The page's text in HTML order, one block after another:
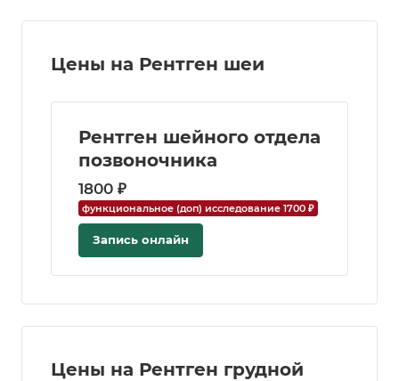
Цены на Рентген шеи
Рентген шейного отдела
позвоночника
1800 ₽
функциональное (доп) исследование 1700 ₽
Запись онлайн
Цены на Рентген грудной